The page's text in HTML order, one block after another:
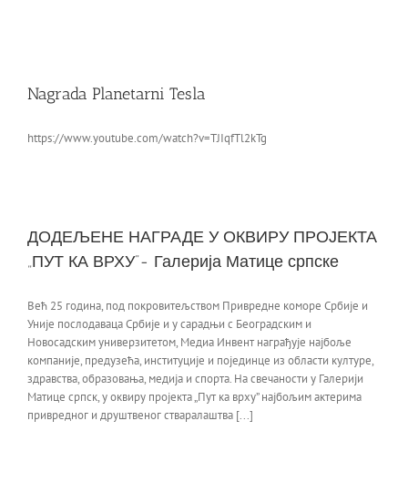
Nagrada Planetarni Tesla
https://www.youtube.com/watch?v=TJIqfTl2kTg
ДОДЕЉЕНЕ НАГРАДЕ У ОКВИРУ ПРОЈЕКТА
„ПУТ КА ВРХУ”- Галерија Матице српске
Већ 25 година, под покровитељством Привредне коморе Србије и
Уније послодаваца Србије и у сарадњи с Београдским и
Новосадским универзитетом, Медиа Инвент награђује најбоље
компаније, предузећа, институције и појединце из области културе,
здравства, образовања, медија и спорта. На свечаности у Галерији
Матице српск, у оквиру пројекта „Пут ка врху” најбољим актерима
привредног и друштвеног стваралаштва [...]